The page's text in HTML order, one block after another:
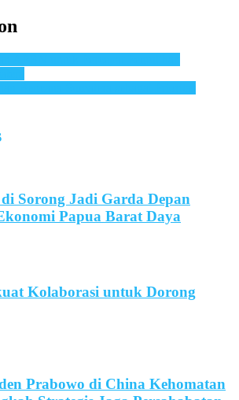
Sorong Jadi Garda Depan
Papua Barat Daya
Kolaborasi untuk Dorong
Prabowo di China Kehomatan